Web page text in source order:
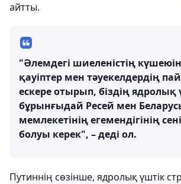
айтты.
"Әлемдегі шиеленістің
қауіптер мен тәуекелдердің
ескере отырып, біздің ядролық
бұрынғыдай Ресей мен
мемлекетінің егемендігінің
болуы керек", – деді ол.
Путиннің сөзінше, ядролық үштік